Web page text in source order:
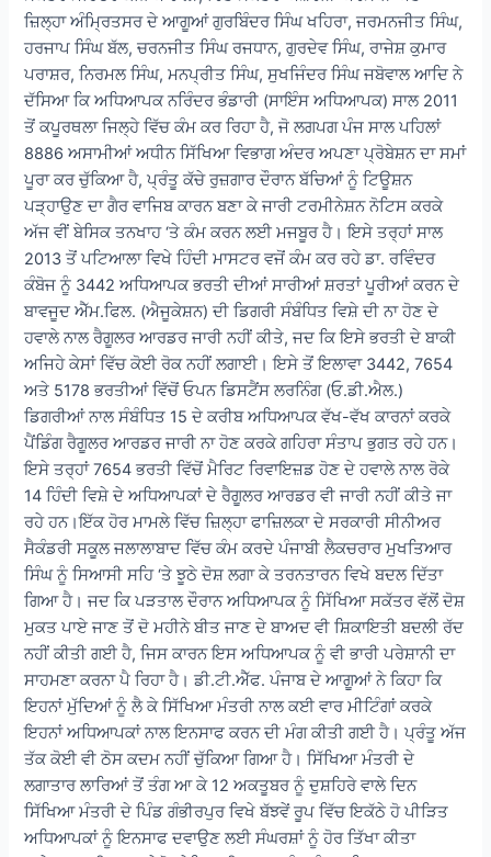
ਜ਼ਿਲ੍ਹਾ ਅੰਮ੍ਰਿਤਸਰ ਦੇ ਆਗੂਆਂ ਗੁਰਬਿੰਦਰ ਸਿੰਘ ਖਹਿਰਾ, ਜਰਮਨਜੀਤ ਸਿੰਘ,
ਹਰਜਾਪ ਸਿੰਘ ਬੱਲ, ਚਰਨਜੀਤ ਸਿੰਘ ਰਜਧਾਨ, ਗੁਰਦੇਵ ਸਿੰਘ, ਰਾਜੇਸ਼ ਕੁਮਾਰ
ਪਰਾਸ਼ਰ, ਨਿਰਮਲ ਸਿੰਘ, ਮਨਪ੍ਰੀਤ ਸਿੰਘ, ਸੁਖਜਿੰਦਰ ਸਿੰਘ ਜਬੋਵਾਲ ਆਦਿ ਨੇ
ਦੱਸਿਆ ਕਿ ਅਧਿਆਪਕ ਨਰਿੰਦਰ ਭੰਡਾਰੀ (ਸਾਇੰਸ ਅਧਿਆਪਕ) ਸਾਲ 2011
ਤੋਂ ਕਪੂਰਥਲਾ ਜਿਲ੍ਹੇ ਵਿੱਚ ਕੰਮ ਕਰ ਰਿਹਾ ਹੈ, ਜੋ ਲਗਪਗ ਪੰਜ ਸਾਲ ਪਹਿਲਾਂ
8886 ਅਸਾਮੀਆਂ ਅਧੀਨ ਸਿੱਖਿਆ ਵਿਭਾਗ ਅੰਦਰ ਅਪਣਾ ਪ੍ਰੋਬੇਸ਼ਨ ਦਾ ਸਮਾਂ
ਪੂਰਾ ਕਰ ਚੁੱਕਿਆ ਹੈ, ਪ੍ਰੰਤੂ ਕੱਚੇ ਰੁਜ਼ਗਾਰ ਦੌਰਾਨ ਬੱਚਿਆਂ ਨੂੰ ਟਿਊਸ਼ਨ
ਪੜ੍ਹਾਉਣ ਦਾ ਗੈਰ ਵਾਜਿਬ ਕਾਰਨ ਬਣਾ ਕੇ ਜਾਰੀ ਟਰਮੀਨੇਸ਼ਨ ਨੋਟਿਸ ਕਰਕੇ
ਅੱਜ ਵੀਂ ਬੇਸਿਕ ਤਨਖਾਹ ‘ਤੇ ਕੰਮ ਕਰਨ ਲਈ ਮਜਬੂਰ ਹੈ। ਇਸੇ ਤਰ੍ਹਾਂ ਸਾਲ
2013 ਤੋਂ ਪਟਿਆਲਾ ਵਿਖੇ ਹਿੰਦੀ ਮਾਸਟਰ ਵਜੋਂ ਕੰਮ ਕਰ ਰਹੇ ਡਾ. ਰਵਿੰਦਰ
ਕੰਬੋਜ ਨੂੰ 3442 ਅਧਿਆਪਕ ਭਰਤੀ ਦੀਆਂ ਸਾਰੀਆਂ ਸ਼ਰਤਾਂ ਪੂਰੀਆਂ ਕਰਨ ਦੇ
ਬਾਵਜੂਦ ਐੱਮ.ਫਿਲ. (ਐਜੂਕੇਸ਼ਨ) ਦੀ ਡਿਗਰੀ ਸੰਬੰਧਿਤ ਵਿਸ਼ੇ ਦੀ ਨਾ ਹੋਣ ਦੇ
ਹਵਾਲੇ ਨਾਲ ਰੈਗੂਲਰ ਆਰਡਰ ਜਾਰੀ ਨਹੀਂ ਕੀਤੇ, ਜਦ ਕਿ ਇਸੇ ਭਰਤੀ ਦੇ ਬਾਕੀ
ਅਜਿਹੇ ਕੇਸਾਂ ਵਿੱਚ ਕੋਈ ਰੋਕ ਨਹੀਂ ਲਗਾਈ। ਇਸੇ ਤੋਂ ਇਲਾਵਾ 3442, 7654
ਅਤੇ 5178 ਭਰਤੀਆਂ ਵਿੱਚੋਂ ਓਪਨ ਡਿਸਟੈਂਸ ਲਰਨਿੰਗ (ਓ.ਡੀ.ਐਲ.)
ਡਿਗਰੀਆਂ ਨਾਲ ਸੰਬੰਧਿਤ 15 ਦੇ ਕਰੀਬ ਅਧਿਆਪਕ ਵੱਖ-ਵੱਖ ਕਾਰਨਾਂ ਕਰਕੇ
ਪੈਂਡਿੰਗ ਰੈਗੂਲਰ ਆਰਡਰ ਜਾਰੀ ਨਾ ਹੋਣ ਕਰਕੇ ਗਹਿਰਾ ਸੰਤਾਪ ਭੁਗਤ ਰਹੇ ਹਨ।
ਇਸੇ ਤਰ੍ਹਾਂ 7654 ਭਰਤੀ ਵਿੱਚੋਂ ਮੈਰਿਟ ਰਿਵਾਇਜ਼ਡ ਹੋਣ ਦੇ ਹਵਾਲੇ ਨਾਲ ਰੋਕੇ
14 ਹਿੰਦੀ ਵਿਸ਼ੇ ਦੇ ਅਧਿਆਪਕਾਂ ਦੇ ਰੈਗੂਲਰ ਆਰਡਰ ਵੀ ਜਾਰੀ ਨਹੀਂ ਕੀਤੇ ਜਾ
ਰਹੇ ਹਨ।ਇੱਕ ਹੋਰ ਮਾਮਲੇ ਵਿੱਚ ਜ਼ਿਲ੍ਹਾ ਫਾਜ਼ਿਲਕਾ ਦੇ ਸਰਕਾਰੀ ਸੀਨੀਅਰ
ਸੈਕੰਡਰੀ ਸਕੂਲ ਜਲਾਲਾਬਾਦ ਵਿੱਚ ਕੰਮ ਕਰਦੇ ਪੰਜਾਬੀ ਲੈਕਚਰਾਰ ਮੁਖਤਿਆਰ
ਸਿੰਘ ਨੂੰ ਸਿਆਸੀ ਸਹਿ ‘ਤੇ ਝੂਠੇ ਦੋਸ਼ ਲਗਾ ਕੇ ਤਰਨਤਾਰਨ ਵਿਖੇ ਬਦਲ ਦਿੱਤਾ
ਗਿਆ ਹੈ। ਜਦ ਕਿ ਪੜਤਾਲ ਦੌਰਾਨ ਅਧਿਆਪਕ ਨੂੰ ਸਿੱਖਿਆ ਸਕੱਤਰ ਵੱਲੋਂ ਦੋਸ਼
ਮੁਕਤ ਪਾਏ ਜਾਣ ਤੋਂ ਦੋ ਮਹੀਨੇ ਬੀਤ ਜਾਣ ਦੇ ਬਾਅਦ ਵੀ ਸ਼ਿਕਾਇਤੀ ਬਦਲੀ ਰੱਦ
ਨਹੀਂ ਕੀਤੀ ਗਈ ਹੈ, ਜਿਸ ਕਾਰਨ ਇਸ ਅਧਿਆਪਕ ਨੂੰ ਵੀ ਭਾਰੀ ਪਰੇਸ਼ਾਨੀ ਦਾ
ਸਾਹਮਣਾ ਕਰਨਾ ਪੈ ਰਿਹਾ ਹੈ। ਡੀ.ਟੀ.ਐੱਫ. ਪੰਜਾਬ ਦੇ ਆਗੂਆਂ ਨੇ ਕਿਹਾ ਕਿ
ਇਹਨਾਂ ਮੁੱਦਿਆਂ ਨੂੰ ਲੈ ਕੇ ਸਿੱਖਿਆ ਮੰਤਰੀ ਨਾਲ ਕਈ ਵਾਰ ਮੀਟਿੰਗਾਂ ਕਰਕੇ
ਇਹਨਾਂ ਅਧਿਆਪਕਾਂ ਨਾਲ ਇਨਸਾਫ ਕਰਨ ਦੀ ਮੰਗ ਕੀਤੀ ਗਈ ਹੈ। ਪ੍ਰੰਤੂ ਅੱਜ
ਤੱਕ ਕੋਈ ਵੀ ਠੋਸ ਕਦਮ ਨਹੀਂ ਚੁੱਕਿਆ ਗਿਆ ਹੈ। ਸਿੱਖਿਆ ਮੰਤਰੀ ਦੇ
ਲਗਾਤਾਰ ਲਾਰਿਆਂ ਤੋਂ ਤੰਗ ਆ ਕੇ 12 ਅਕਤੂਬਰ ਨੂੰ ਦੁਸ਼ਹਿਰੇ ਵਾਲੇ ਦਿਨ
ਸਿੱਖਿਆ ਮੰਤਰੀ ਦੇ ਪਿੰਡ ਗੰਭੀਰਪੁਰ ਵਿਖੇ ਬੱਝਵੇਂ ਰੂਪ ਵਿੱਚ ਇਕੱਠੇ ਹੋ ਪੀੜਿਤ
ਅਧਿਆਪਕਾਂ ਨੂੰ ਇਨਸਾਫ ਦਵਾਉਣ ਲਈ ਸੰਘਰਸ਼ਾਂ ਨੂੰ ਹੋਰ ਤਿੱਖਾ ਕੀਤਾ